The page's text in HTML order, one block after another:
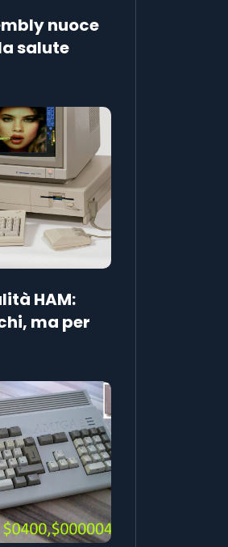
nuoce
salute
HAM:
ma per